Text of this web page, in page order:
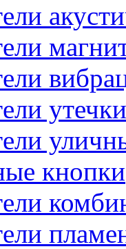
утечки
кнопки